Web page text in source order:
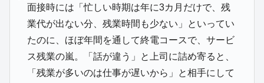
面接時には「忙しい時期は年に3カ月だけで、残
業代が出ない分、残業時間も少ない」といってい
たのに、ほぼ年間を通して終電コースで、サービ
ス残業の嵐。「話が違う」と上司に詰め寄ると、
「残業が多いのは仕事が遅いから」と相手にして